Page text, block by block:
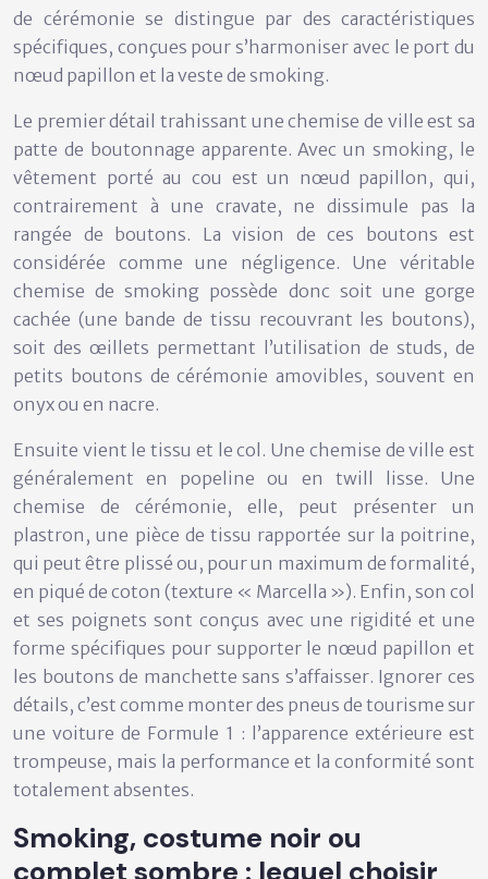
de cérémonie se distingue par des caractéristiques
spécifiques, conçues pour s’harmoniser avec le port du
nœud papillon et la veste de smoking.
Le premier détail trahissant une chemise de ville est sa
patte de boutonnage apparente. Avec un smoking, le
vêtement porté au cou est un nœud papillon, qui,
contrairement à une cravate, ne dissimule pas la
rangée de boutons. La vision de ces boutons est
considérée comme une négligence. Une véritable
chemise de smoking possède donc soit une gorge
cachée (une bande de tissu recouvrant les boutons),
soit des œillets permettant l’utilisation de studs, de
petits boutons de cérémonie amovibles, souvent en
onyx ou en nacre.
Ensuite vient le tissu et le col. Une chemise de ville est
généralement en popeline ou en twill lisse. Une
chemise de cérémonie, elle, peut présenter un
plastron , une pièce de tissu rapportée sur la poitrine,
qui peut être plissé ou, pour un maximum de formalité,
en piqué de coton (texture « Marcella »). Enfin, son col
et ses poignets sont conçus avec une rigidité et une
forme spécifiques pour supporter le nœud papillon et
les boutons de manchette sans s’affaisser. Ignorer ces
détails, c’est comme monter des pneus de tourisme sur
une voiture de Formule 1 : l’apparence extérieure est
trompeuse, mais la performance et la conformité sont
totalement absentes.
Smoking, costume noir ou
complet sombre : lequel choisir